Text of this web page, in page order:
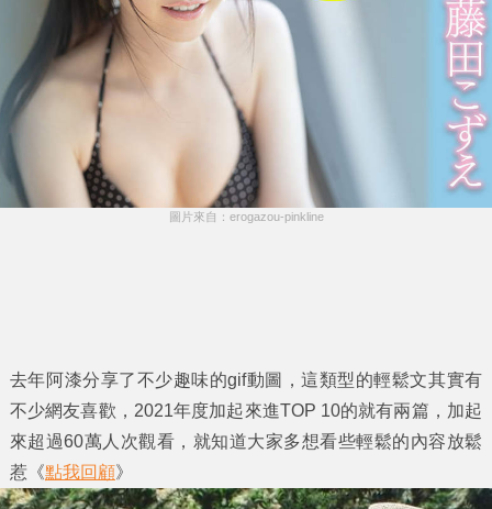
圖片來自：erogazou-pinkline
去年阿漆分享了不少趣味的gif動圖，這類型的輕鬆文其實有
不少網友喜歡，2021年度加起來進TOP 10的就有兩篇，加起
來超過60萬人次觀看，就知道大家多想看些輕鬆的內容放鬆
惹《點我回顧》